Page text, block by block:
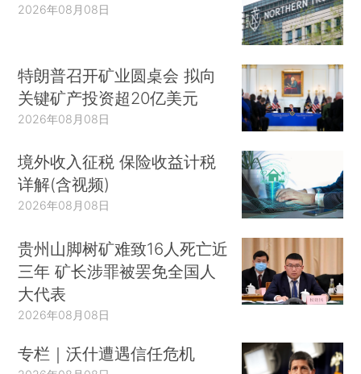
2026年08月08日
特朗普召开矿业圆桌会 拟向
关键矿产投资超20亿美元
2026年08月08日
境外收入征税 保险收益计税
详解(含视频)
2026年08月08日
贵州山脚树矿难致16人死亡近
三年 矿长涉罪被罢免全国人
大代表
2026年08月08日
专栏｜沃什遭遇信任危机